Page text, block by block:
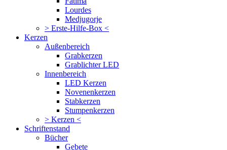
Lourdes
Medjugorje
> Erste-Hilfe-Box <
Kerzen
Außenbereich
Grabkerzen
Grablichter LED
Innenbereich
LED Kerzen
Novenenkerzen
Stabkerzen
Stumpenkerzen
> Kerzen <
Schriftenstand
Bücher
Gebete